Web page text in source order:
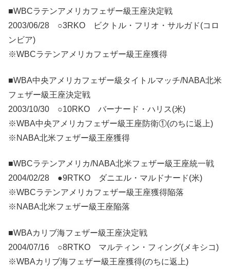
■WBCラテンアメリカフェザー級王座決定戦
2003/06/28 ○3RKO ビクトル・フリオ・サルガド(コロ
ンビア)
※WBCラテンアメリカフェザー級王座獲得
■WBA中央アメリカフェザー級タイトルマッチ/NABA北米
フェザー級王座決定戦
2003/10/30 ○10RKO バーナード・ハリス(米)
※WBA中央アメリカフェザー級王座防衛①(のちに返上)
※NABA北米フェザー級王座獲得
■WBCラテンアメリカ/NABA北米フェザー級王座統一戦
2004/02/28 ●9RTKO ダニエル・マルドナード(米)
※WBCラテンアメリカフェザー級王座獲得陥落
※NABA北米フェザー級王座陥落
■WBAカリブ海フェザー級王座決定戦
2004/07/16 ○8RTKO マルティン・フィング(メキシコ)
※WBAカリブ海フェザー級王座獲得(のちに返上)